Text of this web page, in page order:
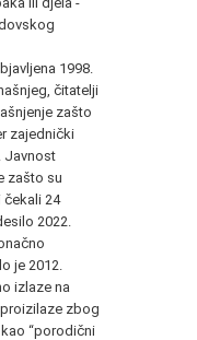
1998.
čitatelji
zašto
zajednički
Javnost
zašto su
čekali 24
2022.
je 2012.
izlaze na
zbog
“porodični